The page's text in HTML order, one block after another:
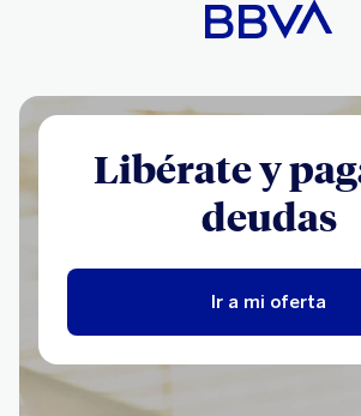
Libérate y
deudas
Ir a mi oferta